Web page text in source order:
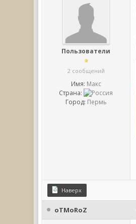
Пользователи
2 сообщений
Имя: Макс
Страна:
Город: Пермь
Наверх
oTMoRoZ